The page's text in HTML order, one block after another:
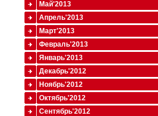
Май'2013
Апрель'2013
Март'2013
Февраль'2013
Январь'2013
Декабрь'2012
Ноябрь'2012
Октябрь'2012
Сентябрь'2012